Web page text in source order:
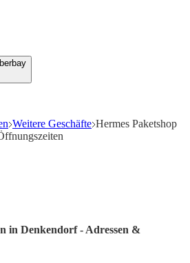
Weitere Geschäfte Hermes Paketshop
in Denkendorf - Adressen &